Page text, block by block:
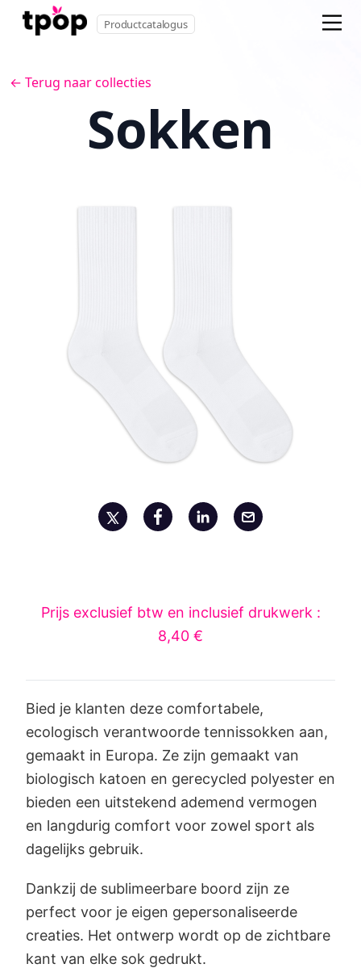
Productcatalogus
← Terug naar collecties
Sokken
Prijs exclusief btw en inclusief drukwerk :
8,40 €
Bied je klanten deze comfortabele,
ecologisch verantwoorde tennissokken aan,
gemaakt in Europa. Ze zijn gemaakt van
biologisch katoen en gerecycled polyester en
bieden een uitstekend ademend vermogen
en langdurig comfort voor zowel sport als
dagelijks gebruik.
Dankzij de sublimeerbare boord zijn ze
perfect voor je eigen gepersonaliseerde
creaties. Het ontwerp wordt op de zichtbare
kant van elke sok gedrukt.